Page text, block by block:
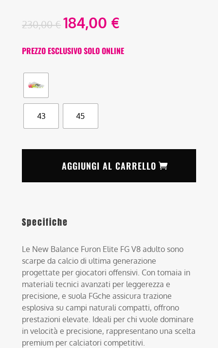
230,00€ 184,00 €
PREZZO ESCLUSIVO SOLO ONLINE
43 45
AGGIUNGI AL CARRELLO
Specifiche
Le New Balance Furon Elite FG V8 adulto sono
scarpe da calcio di ultima generazione
progettate per giocatori offensivi. Con tomaia in
materiali tecnici avanzati per leggerezza e
precisione, e suola FGche assicura trazione
esplosiva su campi naturali compatti, offrono
prestazioni elevate. Ideali per chi vuole dominare
in velocità e precisione, rappresentano una scelta
premium per calciatori competitivi.